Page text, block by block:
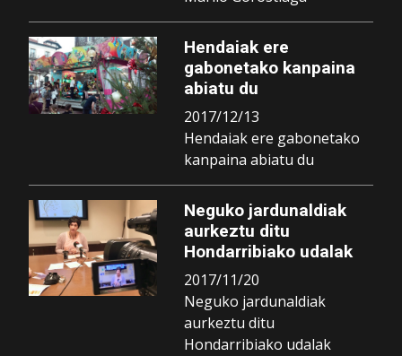
Hendaiak ere
gabonetako kanpaina
abiatu du
2017/12/13
Hendaiak ere gabonetako
kanpaina abiatu du
Neguko jardunaldiak
aurkeztu ditu
Hondarribiako udalak
2017/11/20
Neguko jardunaldiak
aurkeztu ditu
Hondarribiako udalak